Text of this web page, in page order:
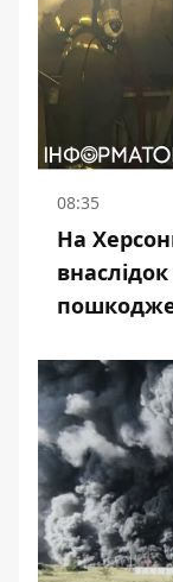
08:35
На
внаслідок